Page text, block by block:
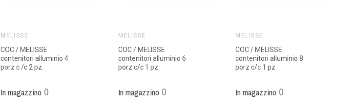
MELISSE
COC / MELISSE
contenitori alluminio 4
porz c /c 2 pz.
In magazzino 0
MELISSE
COC / MELISSE
contenitori alluminio 6
porz c/c 1 pz
In magazzino 0
MELISSE
COC / MELISSE
contenitori alluminio 8
porz c/c 1 pz
In magazzino 0